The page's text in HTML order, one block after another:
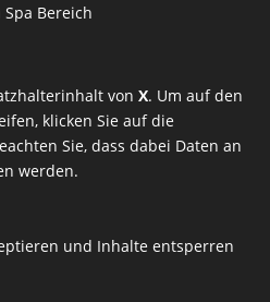
Bereich
vonX. Um auf den
klicken Sie auf die
Sie, dass dabei Daten an
werden.
und Inhalte entsperren